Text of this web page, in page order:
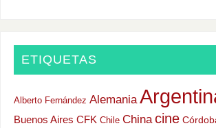
ETIQUETAS
Alberto Fernández Alemania
Buenos Aires CFK Chile China cine